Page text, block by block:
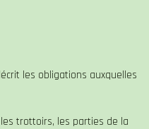
les obligations auxquelles
trottoirs, les parties de la